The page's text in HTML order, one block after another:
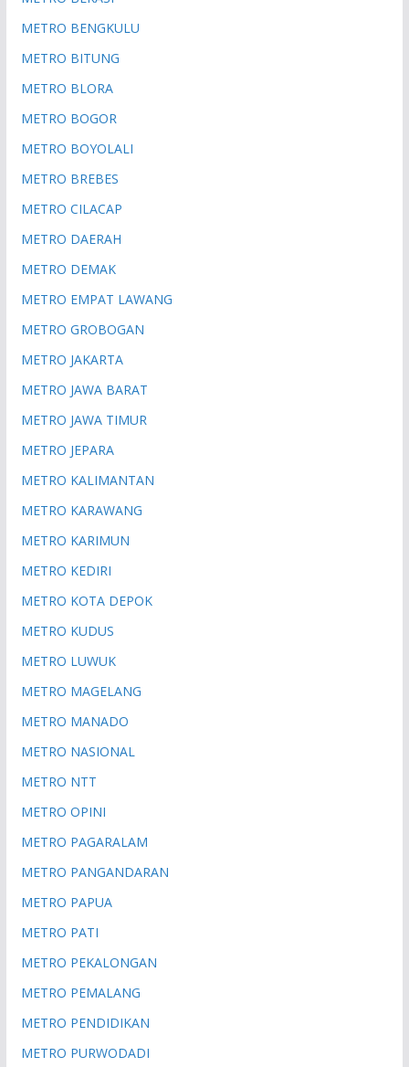
METRO BENGKULU
METRO BITUNG
METRO BLORA
METRO BOGOR
METRO BOYOLALI
METRO BREBES
METRO CILACAP
METRO DAERAH
METRO DEMAK
METRO EMPAT LAWANG
METRO GROBOGAN
METRO JAKARTA
METRO JAWA BARAT
METRO JAWA TIMUR
METRO JEPARA
METRO KALIMANTAN
METRO KARAWANG
METRO KARIMUN
METRO KEDIRI
METRO KOTA DEPOK
METRO KUDUS
METRO LUWUK
METRO MAGELANG
METRO MANADO
METRO NASIONAL
METRO NTT
METRO OPINI
METRO PAGARALAM
METRO PANGANDARAN
METRO PAPUA
METRO PATI
METRO PEKALONGAN
METRO PEMALANG
METRO PENDIDIKAN
METRO PURWODADI